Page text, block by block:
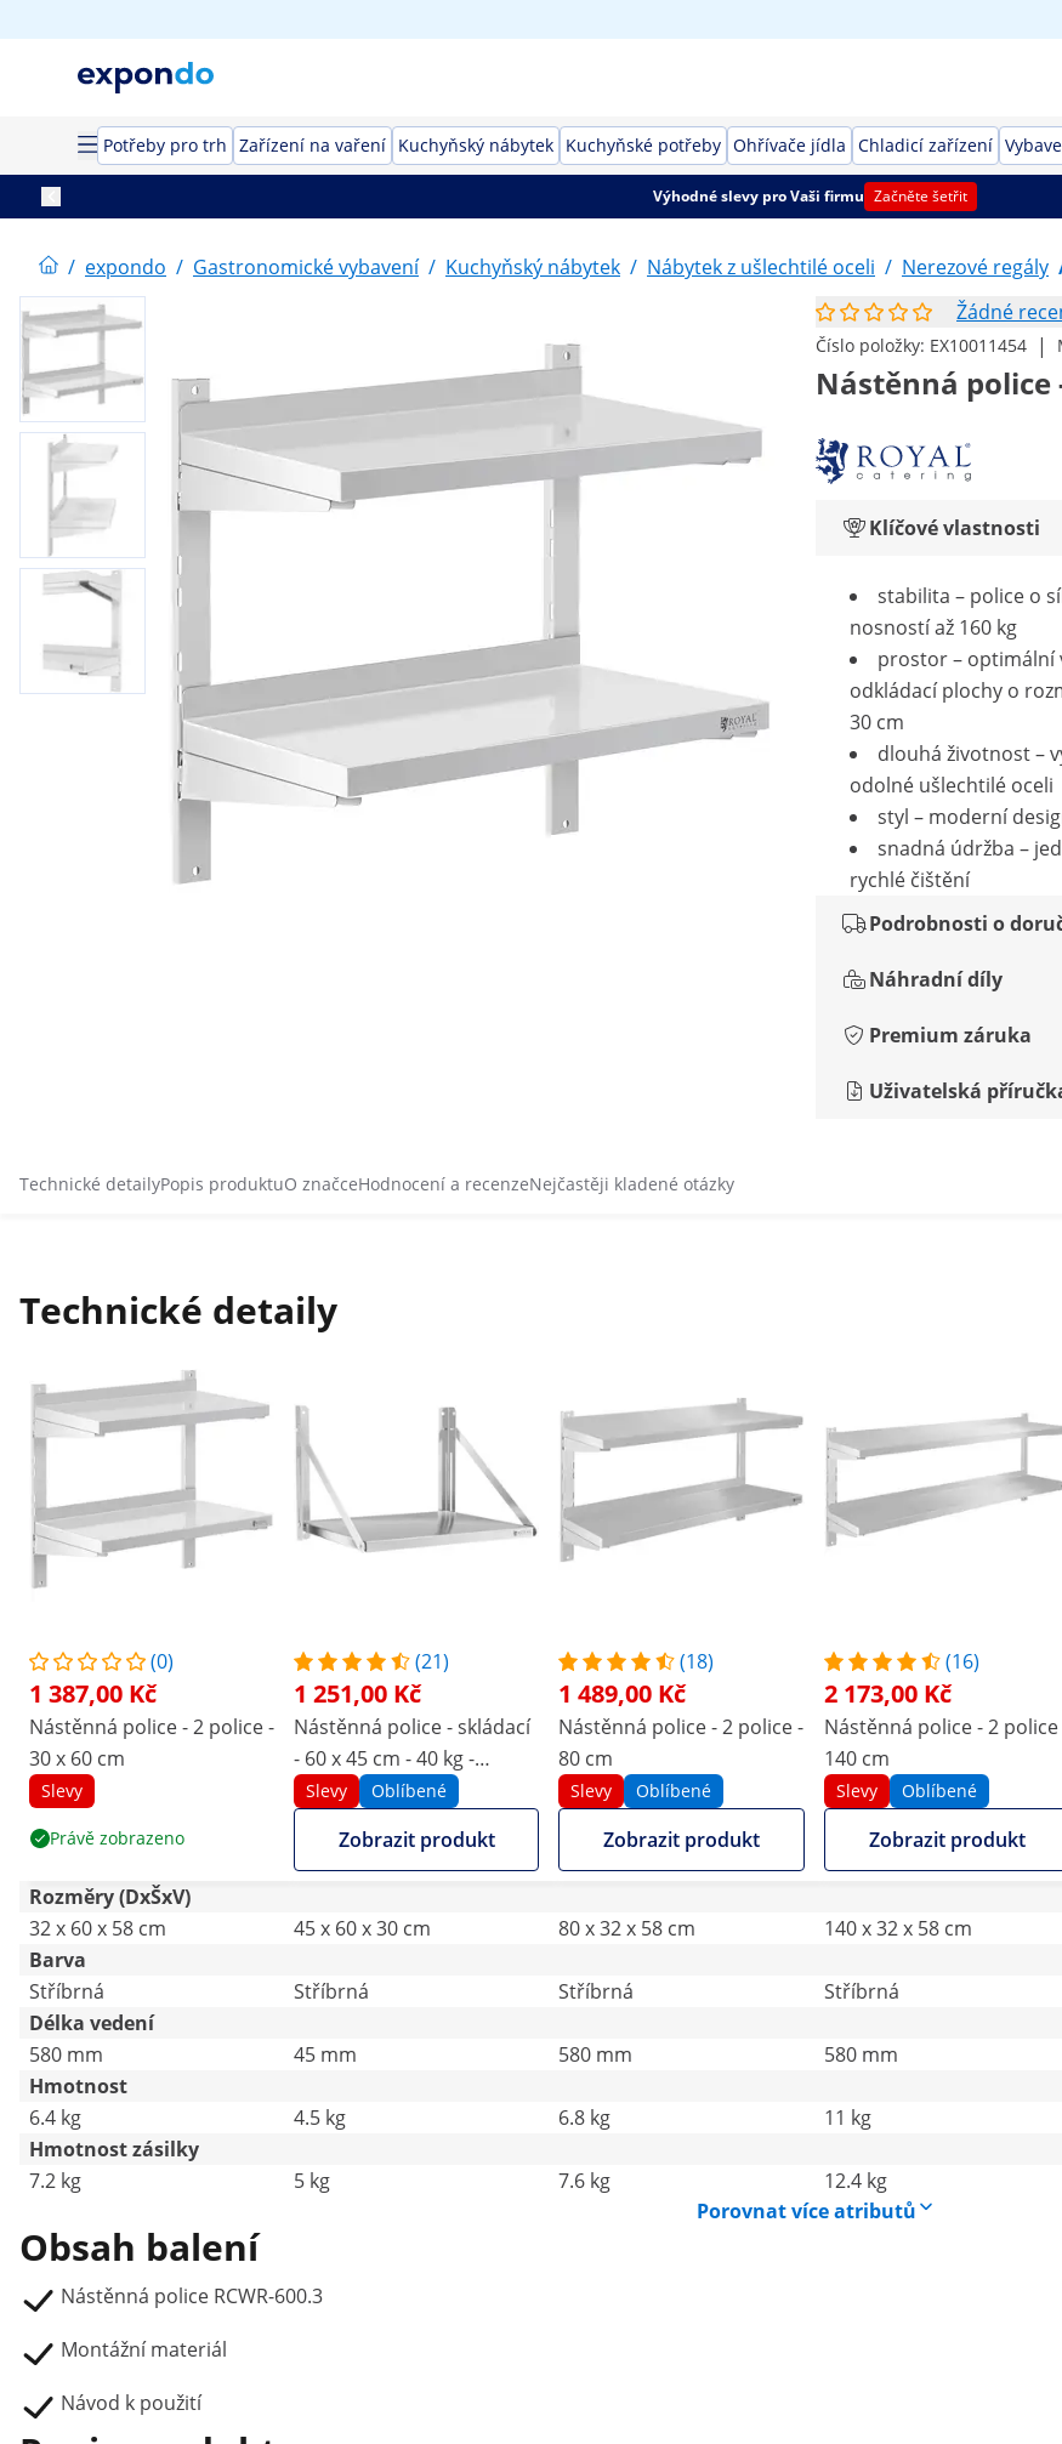
Potřeby pro trh Zařízení na vaření Kuchyňský nábytek Kuchyňské potřeby Ohřívače jídla Chladicí zařízení
Výhodné slevy pro Vaši firmu Začněte šetřit
/ expondo / Gastronomické vybavení / Kuchyňský nábytek / Nábytek z ušlechtilé oceli / Nerezové regály
Žádné
Číslo položky: EX10011454 |
Nástěnná police
Klíčové vlastnosti
stabilita – police o
nosností až 160 kg
prostor – optimální
odkládací plochy o
30 cm
dlouhá životnost –
odolné ušlechtilé oceli
styl – moderní
snadná údržba –
rychlé čištění
Podrobnosti o
Náhradní díly
Premium záruka
Uživatelská
Technické detailyPopis produktuO značceHodnocení a recenzeNejčastěji kladené otázky
Technické detaily
(0)
1 387,00 Kč
Nástěnná police - 2 police -
30 x 60 cm
Slevy
Právě zobrazeno
(21)
1 251,00 Kč
Nástěnná police - skládací
- 60 x 45 cm - 40 kg -
ušlechtilá ocel
Slevy Oblíbené
Zobrazit produkt
(18)
1 489,00 Kč
Nástěnná police - 2 police -
80 cm
Slevy Oblíbené
Zobrazit produkt
(16)
2 173,00 Kč
Nástěnná police - 2 police
140 cm
Slevy Oblíbené
Zobrazit produkt
Rozměry (DxŠxV)
32 x 60 x 58 cm
45 x 60 x 30 cm 80 x 32 x 58 cm 140 x 32 x 58 cm
Barva
Stříbrná
Stříbrná Stříbrná Stříbrná
Délka vedení
580 mm
45 mm 580 mm 580 mm
Hmotnost
6.4 kg
4.5 kg 6.8 kg 11 kg
Hmotnost zásilky
7.2 kg
5 kg 7.6 kg 12.4 kg
Porovnat více atributů
Obsah balení
Nástěnná police RCWR-600.3
Montážní materiál
Návod k použití